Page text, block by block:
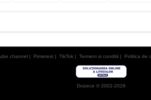
channel| Pinterest| TikTok| Termeni si conditii| Politica de
Doizece © 2002-2026